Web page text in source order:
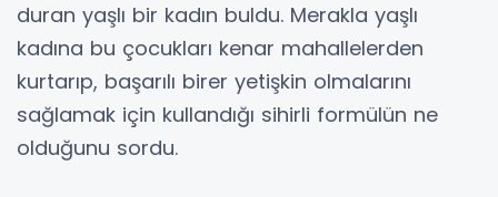
duran yaşlı bir kadın buldu. Merakla yaşlı
kadına bu çocukları kenar mahallelerden
kurtarıp, başarılı birer yetişkin olmalarını
sağlamak için kullandığı sihirli formülün ne
olduğunu sordu.